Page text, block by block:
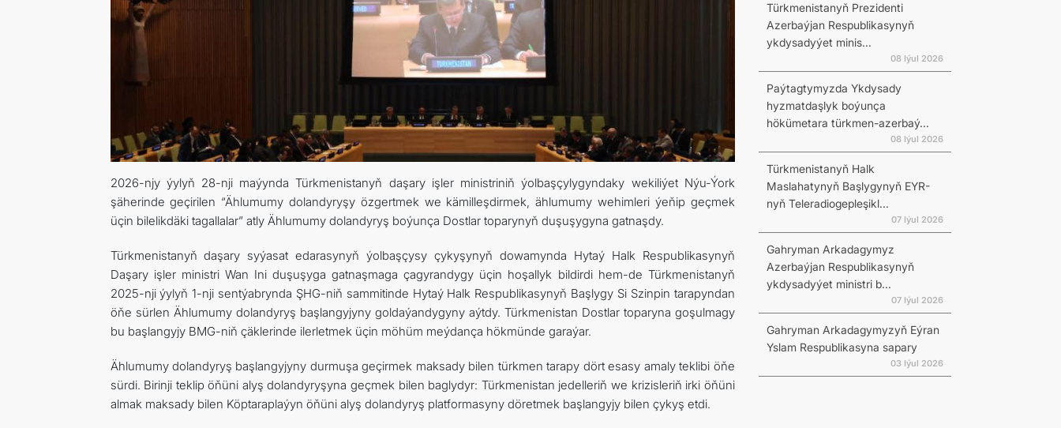
ARAGATNAŞYK
2026-njy ýylyň 28-nji maýynda Türkmenistanyň daşary işler ministriniň ýolbaşçylygyndaky wekiliýet Nýu-Ýork
şäherinde geçirilen “Ählumumy dolandyryşy özgertmek we kämilleşdirmek, ählumumy wehimleri ýeňip geçmek
üçin bilelikdäki tagallalar” atly Ählumumy dolandyryş boýunça Dostlar toparynyň duşuşygyna gatnaşdy.
Türkmenistanyň daşary syýasat edarasynyň ýolbaşçysy çykyşynyň dowamynda Hytaý Halk Respublikasynyň
Daşary işler ministri Wan Ini duşuşyga gatnaşmaga çagyrandygy üçin hoşallyk bildirdi hem-de Türkmenistanyň
2025-nji ýylyň 1-nji sentýabrynda ŞHG-niň sammitinde Hytaý Halk Respublikasynyň Başlygy Si Szinpin tarapyndan
öňe sürlen Ählumumy dolandyryş başlangyjyny goldaýandygyny aýtdy. Türkmenistan Dostlar toparyna goşulmagy
bu başlangyjy BMG-niň çäklerinde ilerletmek üçin möhüm meýdança hökmünde garaýar.
Ählumumy dolandyryş başlangyjyny durmuşa geçirmek maksady bilen türkmen tarapy dört esasy amaly teklibi öňe
sürdi. Birinji teklip öňüni alyş dolandyryşyna geçmek bilen baglydyr: Türkmenistan jedelleriň we krizisleriň irki öňüni
almak maksady bilen Köptaraplaýyn öňüni alyş dolandyryş platformasyny döretmek başlangyjy bilen çykyş etdi.
Türkmenistanyň Prezidenti
Azerbaýjan Respublikasynyň
ykdysadyýet minis...
08 Iýul 2026
Paýtagtymyzda Ykdysady
hyzmatdaşlyk boýunça
hökümetara türkmen-azerbaý...
08 Iýul 2026
Türkmenistanyň Halk
Maslahatynyň Başlygynyň EYR-
nyň Teleradiogepleşikl...
07 Iýul 2026
Gahryman Arkadagymyz
Azerbaýjan Respublikasynyň
ykdysadyýet ministri b...
07 Iýul 2026
Gahryman Arkadagymyzyň Eýran
Yslam Respublikasyna sapary
03 Iýul 2026